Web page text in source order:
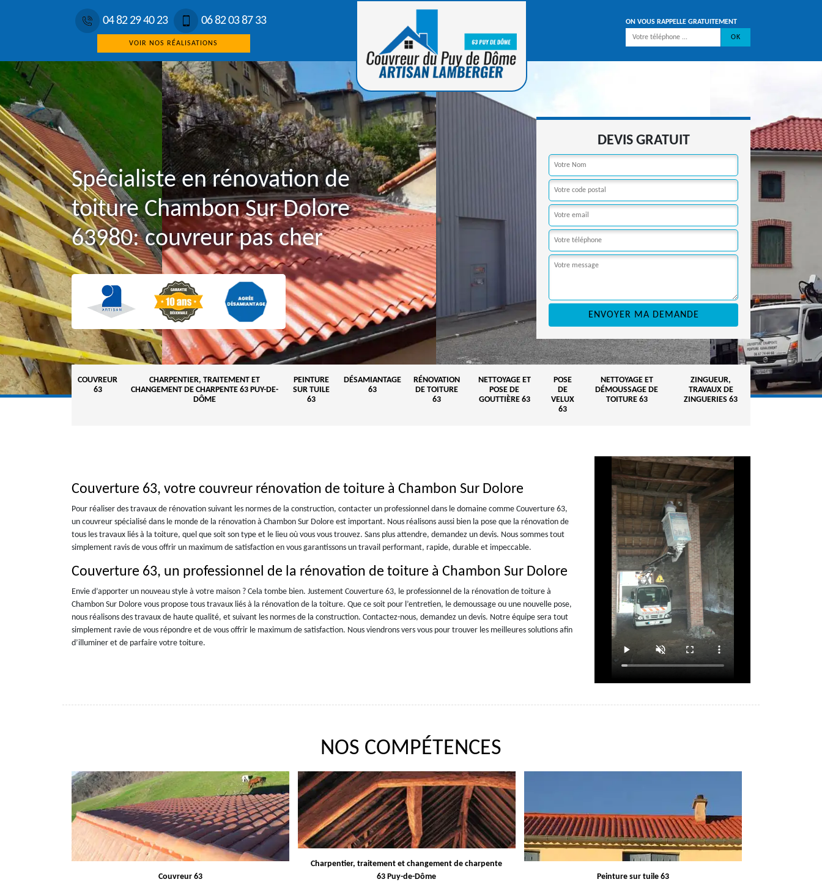
04 82 29 40 23 06 82 03 87 33
VOIR NOS RÉALISATIONS
ON VOUS RAPPELLE GRATUITEMENT
Spécialiste en rénovation de
toiture Chambon Sur Dolore
63980: couvreur pas cher
DEVIS GRATUIT
COUVREUR
63
CHARPENTIER, TRAITEMENT ET
CHANGEMENT DE CHARPENTE 63 PUY-DE-
DÔME
PEINTURE
SUR TUILE
63
DÉSAMIANTAGE
63
RÉNOVATION
DE TOITURE
63
NETTOYAGE ET
POSE DE
GOUTTIÈRE 63
POSE
DE
VELUX
63
NETTOYAGE ET
DÉMOUSSAGE DE
TOITURE 63
ZINGUEUR,
TRAVAUX DE
ZINGUERIES 63
Couverture 63, votre couvreur rénovation de toiture à Chambon Sur Dolore
Pour réaliser des travaux de rénovation suivant les normes de la construction, contacter un professionnel dans le domaine comme Couverture 63,
un couvreur spécialisé dans le monde de la rénovation à Chambon Sur Dolore est important. Nous réalisons aussi bien la pose que la rénovation de
tous les travaux liés à la toiture, quel que soit son type et le lieu où vous vous trouvez. Sans plus attendre, demandez un devis. Nous sommes tout
simplement ravis de vous offrir un maximum de satisfaction en vous garantissons un travail performant, rapide, durable et impeccable.
Couverture 63, un professionnel de la rénovation de toiture à Chambon Sur Dolore
Envie d’apporter un nouveau style à votre maison ? Cela tombe bien. Justement Couverture 63, le professionnel de la rénovation de toiture à
Chambon Sur Dolore vous propose tous travaux liés à la rénovation de la toiture. Que ce soit pour l’entretien, le demoussage ou une nouvelle pose,
nous réalisons des travaux de haute qualité, et suivant les normes de la construction. Contactez-nous, demandez un devis. Notre équipe sera tout
simplement ravie de vous répondre et de vous offrir le maximum de satisfaction. Nous viendrons vers vous pour trouver les meilleures solutions afin
d’illuminer et de parfaire votre toiture.
NOS COMPÉTENCES
Couvreur 63
Charpentier, traitement et changement de charpente
63 Puy-de-Dôme
Peinture sur tuile 63